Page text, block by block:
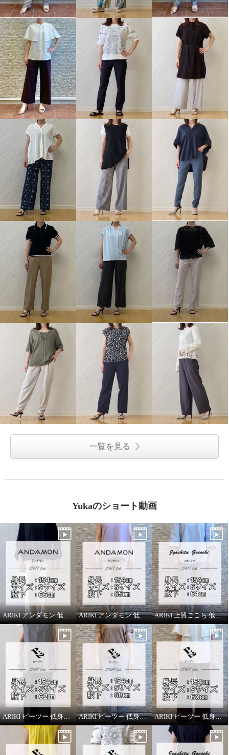
一覧を見る
Yukaのショート動画
ARIKI アンダモン 低身長スタッフがはいてみました！ ARIKI アンダモン 低身長スタッフがはいてみました！ ARIKI 上質ごこち 低身長スタッフがはいてみました！
ARIKI ピーツー 低身長スタッフがはいてみました！ ARIKI ピーツー 低身長スタッフがはいてみました！